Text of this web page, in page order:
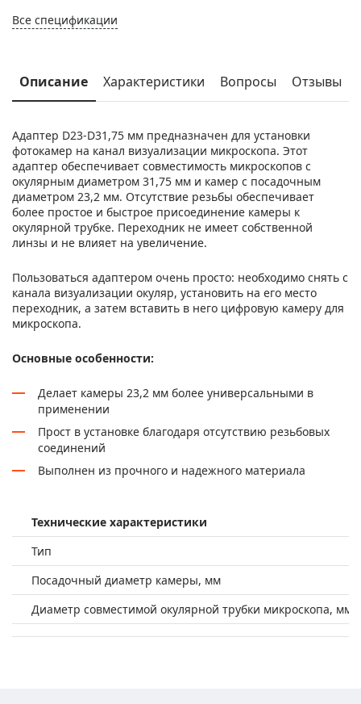
Все спецификации
Описание Характеристики Вопросы Отзывы
Адаптер D23-D31,75 мм предназначен для установки
фотокамер на канал визуализации микроскопа. Этот
адаптер обеспечивает совместимость микроскопов с
окулярным диаметром 31,75 мм и камер с посадочным
диаметром 23,2 мм. Отсутствие резьбы обеспечивает
более простое и быстрое присоединение камеры к
окулярной трубке. Переходник не имеет собственной
линзы и не влияет на увеличение.
Пользоваться адаптером очень просто: необходимо снять с
канала визуализации окуляр, установить на его место
переходник, а затем вставить в него цифровую камеру для
микроскопа.
Основные особенности:
Делает камеры 23,2 мм более универсальными в
применении
Прост в установке благодаря отсутствию резьбовых
соединений
Выполнен из прочного и надежного материала
Технические характеристики
Тип
Посадочный диаметр камеры, мм
Диаметр совместимой окулярной трубки микроскопа, мм